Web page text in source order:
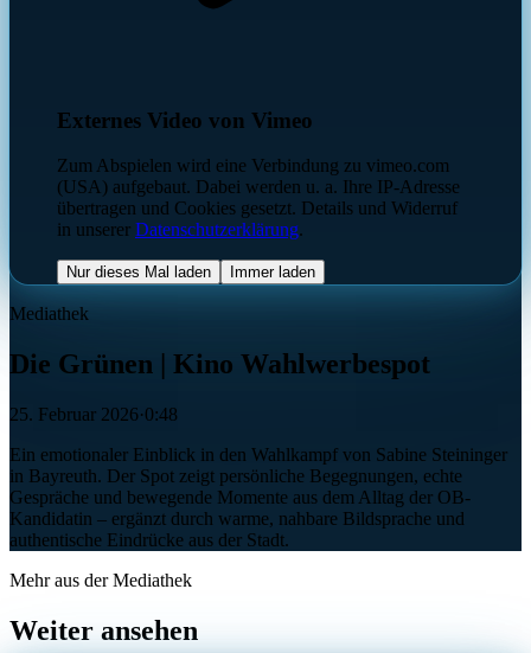
Externes Video von Vimeo
Zum Abspielen wird eine Verbindung zu vimeo.com
(USA) aufgebaut. Dabei werden u. a. Ihre IP-Adresse
übertragen und Cookies gesetzt. Details und Widerruf
in unserer Datenschutzerklärung.
Nur dieses Mal laden Immer laden
Mediathek
Die Grünen | Kino Wahlwerbespot
25. Februar 2026·0:48
Ein emotionaler Einblick in den Wahlkampf von Sabine Steininger
in Bayreuth. Der Spot zeigt persönliche Begegnungen, echte
Gespräche und bewegende Momente aus dem Alltag der OB-
Kandidatin – ergänzt durch warme, nahbare Bildsprache und
authentische Eindrücke aus der Stadt.
Mehr aus der Mediathek
Weiter ansehen